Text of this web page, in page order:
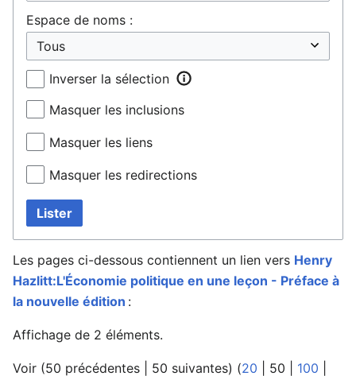
Espace de noms :
Inverser la sélection
Masquer les inclusions
Masquer les liens
Masquer les redirections
Lister
Les pages ci-dessous contiennent un lien vers Henry
Hazlitt:L'Économie politique en une leçon - Préface à
la nouvelle édition :
Affichage de 2 éléments.
Voir (50 précédentes 50 suivantes) (20 50 100